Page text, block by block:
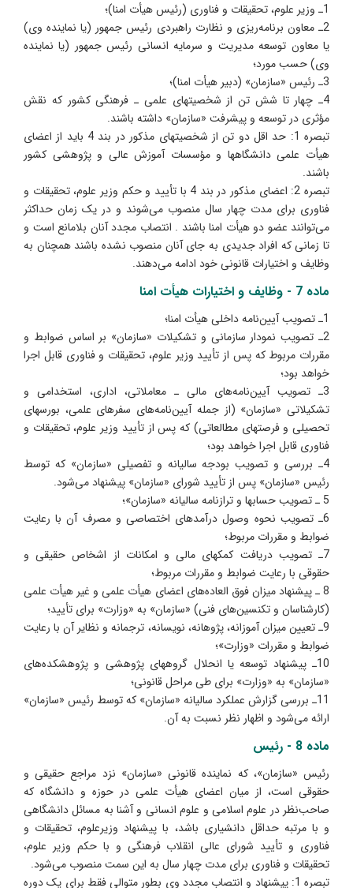
1ـ وزیر علوم، تحقیقات و فناوری (رئیس هیأت امنا)؛
2ـ معاون برنامه‌ریزی و نظارت راهبردی رئیس جمهور (یا نماینده وی)
یا معاون توسعه مدیریت و سرمایه انسانی رئیس جمهور (یا نماینده
وی) حسب مورد؛
3ـ رئیس «سازمان» (دبیر هیأت امنا)؛
4ـ چهار تا شش تن از شخصیتهای علمی ـ فرهنگی کشور که نقش
مؤثری در توسعه و پیشرفت «سازمان» داشته باشند.
تبصره 1: حد اقل دو تن از شخصیتهای مذکور در بند 4 باید از اعضای
هیأت علمی دانشگاهها و مؤسسات آموزش عالی و پژوهشی کشور
باشند.
تبصره 2: اعضای مذکور در بند 4 با تأیید و حکم وزیر علوم، تحقیقات و
فناوری برای مدت چهار سال منصوب می‌شوند و در یک زمان حداکثر
می‌توانند عضو دو هیأت امنا باشند . انتصاب مجدد آنان بلامانع است و
تا زمانی که افراد جدیدی به جای آنان منصوب نشده باشند همچنان به
وظایف و اختیارات قانونی خود ادامه می‌دهند.
ماده 7 - وظایف و اختیارات هیأت امنا
1ـ تصویب آیین‏‌نامه داخلی هیأت امنا؛
2ـ تصویب نمودار سازمانی و تشکیلات «سازمان» بر اساس ضوابط و
مقررات مربوط که پس از تأیید وزیر علوم، تحقیقات و فناوری قابل اجرا
خواهد بود؛
3ـ تصویب آیین‌نامه‌های مالی ـ معاملاتی، اداری، استخدامی و
تشکیلاتی «سازمان» (از جمله آیین‌نامه‌های سفرهای علمی، بورسهای
تحصیلی و فرصتهای مطالعاتی) که پس از تأیید وزیر علوم، تحقیقات و
فناوری قابل اجرا خواهد بود؛
4ـ بررسی و تصویب بودجه سالیانه و تفصیلی «سازمان» که توسط
رئیس «سازمان» پس از تأیید شورای «سازمان» پیشنهاد می‌شود.
5 ـ تصویب حسابها و ترازنامه سالیانه «سازمان»؛
6ـ تصویب نحوه وصول درآمدهای اختصاصی و مصرف آن با رعایت
ضوابط و مقررات مربوط؛
7ـ تصویب دریافت کمکهای مالی و امکانات از اشخاص حقیقی و
حقوقی با رعایت ضوابط و مقررات مربوط؛
8 ـ پیشنهاد میزان فوق العاده‌های اعضای هیأت علمی و غیر هیأت علمی
(کارشناسان و تکنسین‌های فنی) «سازمان» به «وزارت» برای تأیید؛
9ـ تعیین میزان آموزانه، پژوهانه، نویسانه، ترجمانه و نظایر آن با رعایت
ضوابط و مقررات «وزارت»؛
10ـ پیشنهاد توسعه یا انحلال گروههای پژوهشی و پژوهشکده‌های
«سازمان» به «وزارت» برای طی مراحل قانونی؛
11ـ بررسی گزارش عملکرد سالیانه «سازمان» که توسط رئیس «سازمان»
ارائه می‌شود و اظهار نظر نسبت به آن.
ماده 8 - رئیس
رئیس «سازمان»، که نماینده قانونی «سازمان» نزد مراجع حقیقی و
حقوقی است، از میان اعضای هیأت علمی در حوزه و دانشگاه که
صاحب‌نظر در علوم اسلامی و علوم انسانی و آشنا به مسائل دانشگاهی
و با مرتبه حداقل دانشیاری باشد، با پیشنهاد وزیرعلوم، تحقیقات و
فناوری و تأیید شورای عالی انقلاب فرهنگی و با حکم وزیر علوم،
تحقیقات و فناوری برای مدت چهار سال به این سمت منصوب می‌شود.
تبصره 1: پیشنهاد و انتصاب مجدد وی بطور متوالی فقط برای یک دوره